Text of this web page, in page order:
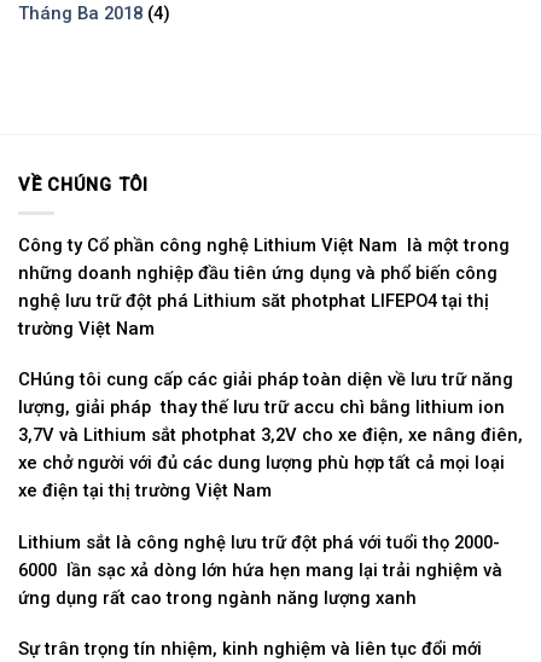
Tháng Ba 2018 (4)
VỀ CHÚNG TÔI
Công ty Cổ phần công nghệ Lithium Việt Nam là một trong
những doanh nghiệp đầu tiên ứng dụng và phổ biến công
nghệ lưu trữ đột phá Lithium săt photphat LIFEPO4 tại thị
trường Việt Nam
CHúng tôi cung cấp các giải pháp toàn diện về lưu trữ năng
lượng, giải pháp thay thế lưu trữ accu chì bằng lithium ion
3,7V và Lithium sắt photphat 3,2V cho xe điện, xe nâng điên,
xe chở người với đủ các dung lượng phù hợp tất cả mọi loại
xe điện tại thị trường Việt Nam
Lithium sắt là công nghệ lưu trữ đột phá với tuổi thọ 2000-
6000 lần sạc xả dòng lớn hứa hẹn mang lại trải nghiệm và
ứng dụng rất cao trong ngành năng lượng xanh
Sự trân trọng tín nhiệm, kinh nghiệm và liên tục đổi mới